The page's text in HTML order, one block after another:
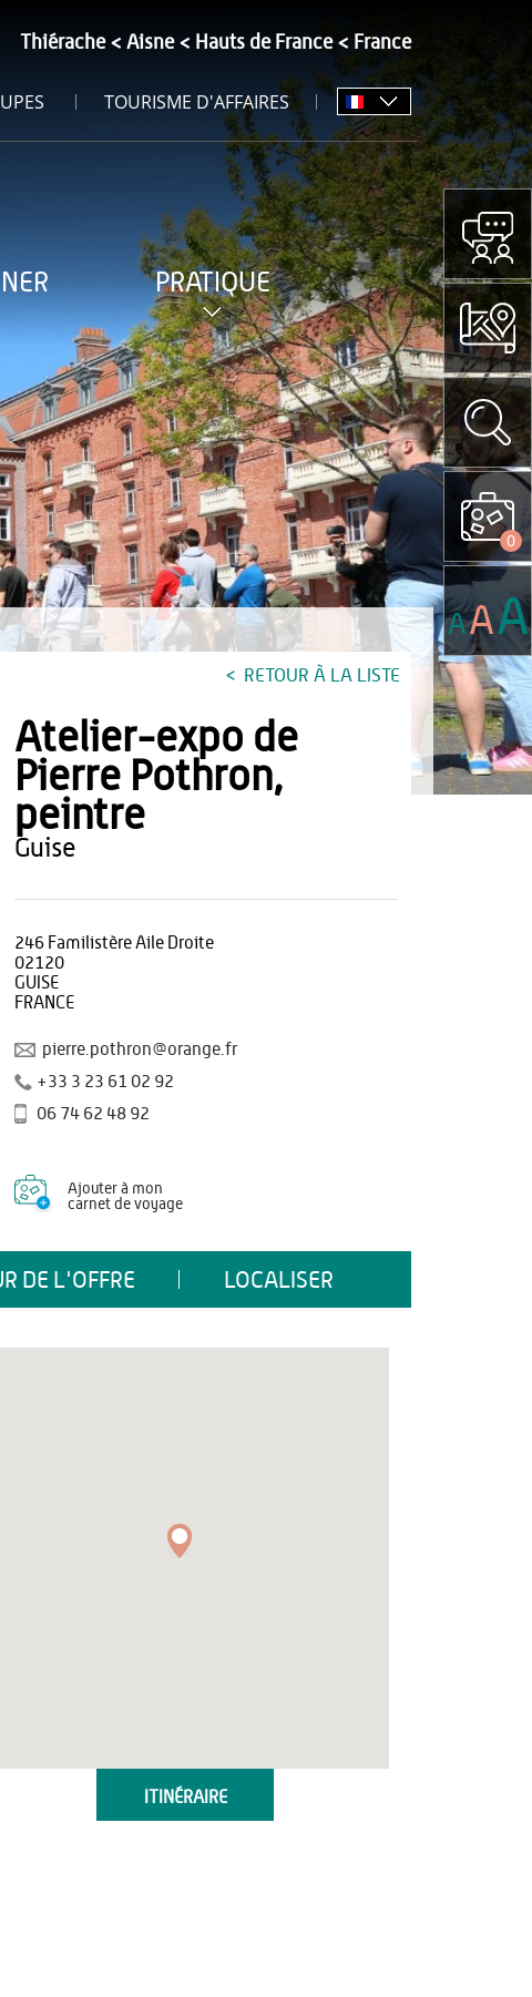
Thiérache Aisne Hauts de France France
TOURISME D'AFFAIRES
PRATIQUE
RETOUR À LA LISTE
Atelier-expo de
Pierre Pothron,
peintre
guise
246 Familistère Aile Droite
02120
GUISE
FRANCE
pierre.pothron@orange.fr
+33 3 23 61 02 92
06 74 62 48 92
Ajouter à mon
carnet de voyage
DE L'OFFRE LOCALISER
ITINÉRAIRE
0
AAA